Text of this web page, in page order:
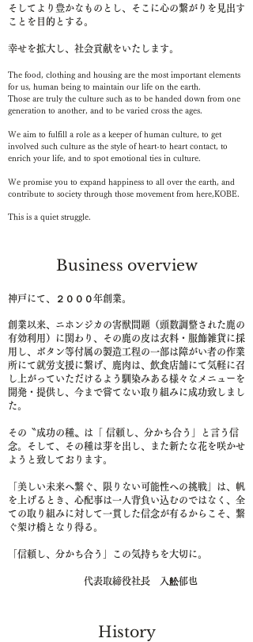
そしてより豊かなものとし、そこに心の繋がりを見出す
ことを目的とする。
​幸せを拡大し、社会貢献をいたします。
The food, clothing and housing are the most important elements
for us, human be​ing to maintain our life on the earth.
Those are truly the culture such as to be handed down from one
generation to another, and to be varied cross the ages.
We aim to fulfill a role as a keeper of human culture, to get
involved such culture as the style of heart-to heart contact, to
enrich your life, and to spot emotional ties in culture.
We promise you to expand happiness to all over the earth, and
contribute to society through those movement from here,KOBE.
This is a quiet struggle.
Business overview​
神戸にて、２０００年創業。
創業以来、ニホンジカの害獣問題（頭数調整された鹿の
有効利用）に関わり、その鹿の皮は衣料・服飾雑貨に採
用し、ボタン等付属の製造工程の一部は障がい者の作業
所にて就労支援に繋げ、鹿肉は、飲食店舗にて気軽に召
し上がっていただけるよう馴染みある様々なメニューを
開発・提供し、今まで嘗てない取り組みに成功致しまし
た。
その〝成功の種〟は「 信頼し、分かち合う」と言う信
念。そして、その種は芽を出し、また新たな花を咲かせ
ようと致しております。
「美しい未来へ繋ぐ、限りない可能性への挑戦」は、帆
を上げるとき、心配事は一人背負い込むのではなく、全
ての取り組みに対して一貫した信念が有るからこそ、繋
ぐ架け橋となり得る。
「信頼し、分かち合う」この気持ちを大切に。
​代表取締役社長 入舩郁也
​History​